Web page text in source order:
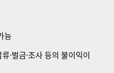
능
·벌금·조사 등의 불이익이